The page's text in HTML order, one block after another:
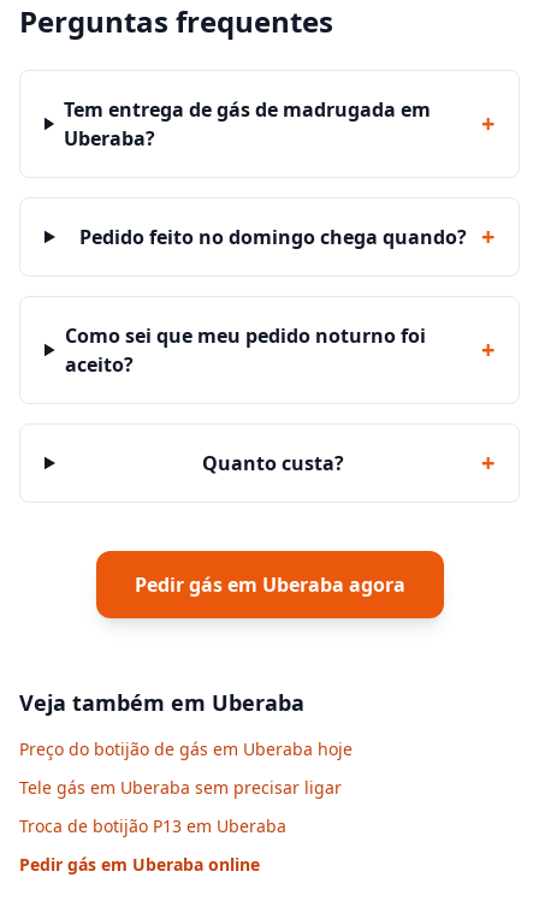
Perguntas frequentes
Tem entrega de gás de madrugada em
Uberaba?
+
Pedido feito no domingo chega quando? +
Como sei que meu pedido noturno foi
aceito?
+
Quanto custa? +
Pedir gás em Uberaba agora
Veja também em Uberaba
Preço do botijão de gás em Uberaba hoje
Tele gás em Uberaba sem precisar ligar
Troca de botijão P13 em Uberaba
Pedir gás em Uberaba online